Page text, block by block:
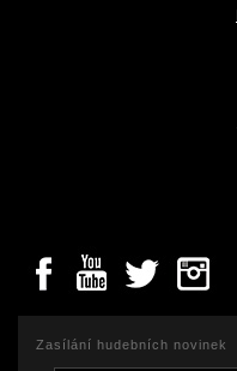
Zasílání hudebních novinek